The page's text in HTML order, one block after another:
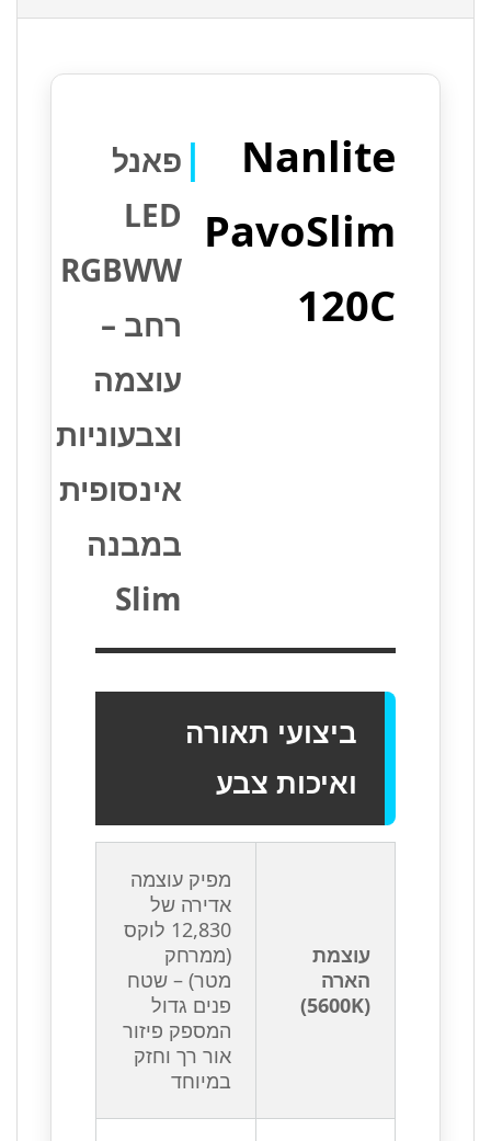
Nanlite
PavoSlim
120C
| פאנל
LED
RGBWW
רחב –
עוצמה
וצבעוניות
אינסופית
במבנה
Slim
ביצועי תאורה
ואיכות צבע
עוצמת
הארה
(5600K)
מפיק עוצמה
אדירה של
12,830 לוקס
(ממרחק
מטר) – שטח
פנים גדול
המספק פיזור
אור רך וחזק
במיוחד